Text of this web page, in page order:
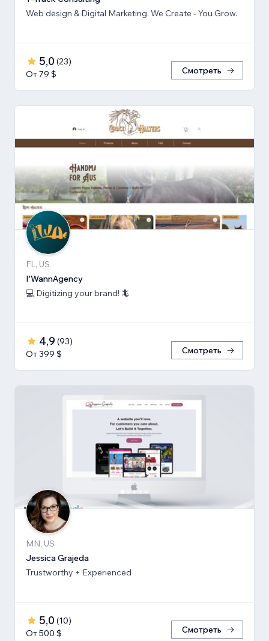
Web design & Digital Marketing. We Create - You Grow.
5,0 (23)
От 79 $
Смотреть
FL, US
I'WannAgency
💻 Digitizing your brand! 🦎
4,9 (93)
От 399 $
Смотреть
MN, US
Jessica Grajeda
Trustworthy + Experienced
5,0 (10)
От 500 $
Смотреть